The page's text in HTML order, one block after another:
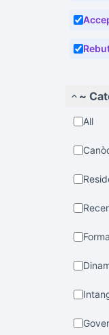
~
All